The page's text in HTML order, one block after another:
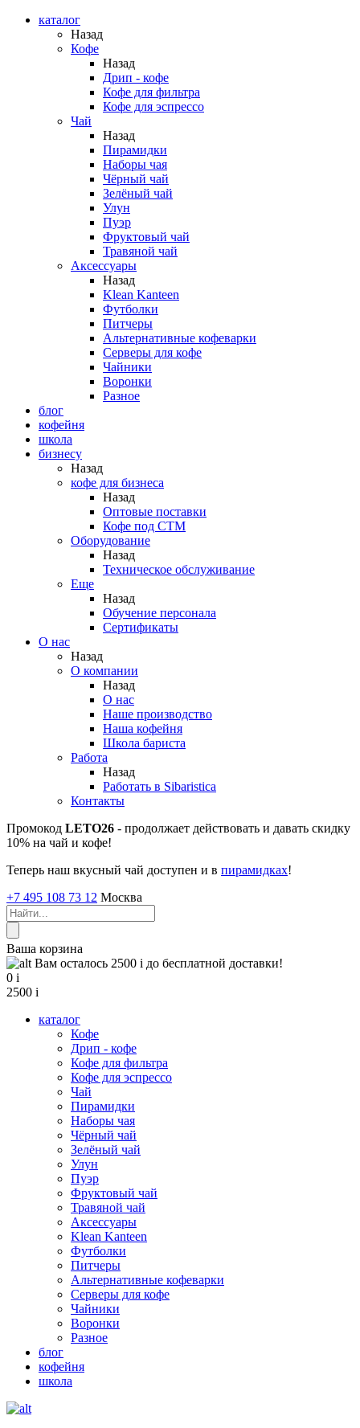
каталог
Назад
Кофе
Назад
Дрип - кофе
Кофе для фильтра
Кофе для эспрессо
Чай
Назад
Пирамидки
Наборы чая
Чёрный чай
Зелёный чай
Улун
Пуэр
Фруктовый чай
Травяной чай
Аксессуары
Назад
Klean Kanteen
Футболки
Питчеры
Альтернативные кофеварки
Серверы для кофе
Чайники
Воронки
Разное
блог
кофейня
школа
бизнесу
Назад
кофе для бизнеса
Назад
Оптовые поставки
Кофе под СТМ
Оборудование
Назад
Техническое обслуживание
Еще
Назад
Обучение персонала
Сертификаты
О нас
Назад
O компании
Назад
О нас
Наше производство
Наша кофейня
Школа бариста
Работа
Назад
Работать в Sibaristica
Контакты
Промокод LETO26 - продолжает действовать и давать скидку
10% на чай и кофе!
Теперь наш вкусный чай доступен и в пирамидках!
+7 495 108 73 12 Москва
Ваша корзина
Вам осталось 2500 i до бесплатной доставки!
0 i
2500 i
каталог
Кофе
Дрип - кофе
Кофе для фильтра
Кофе для эспрессо
Чай
Пирамидки
Наборы чая
Чёрный чай
Зелёный чай
Улун
Пуэр
Фруктовый чай
Травяной чай
Аксессуары
Klean Kanteen
Футболки
Питчеры
Альтернативные кофеварки
Серверы для кофе
Чайники
Воронки
Разное
блог
кофейня
школа